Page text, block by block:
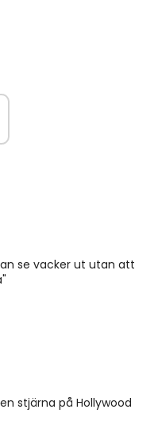
se vacker ut utan att
stjärna på Hollywood